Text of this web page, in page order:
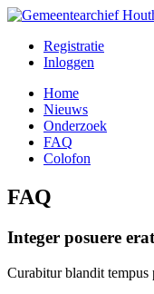
Registratie
Inloggen
Home
Nieuws
Onderzoek
FAQ
Colofon
FAQ
Integer posuere
Curabitur blandit tempus